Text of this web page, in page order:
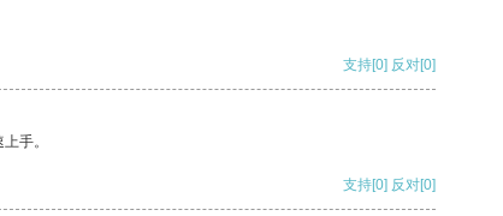
支持[0] 反对[0]
手。
支持[0] 反对[0]